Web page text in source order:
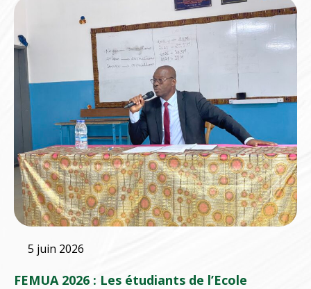
5 juin 2026
FEMUA 2026 : Les étudiants de l’Ecole